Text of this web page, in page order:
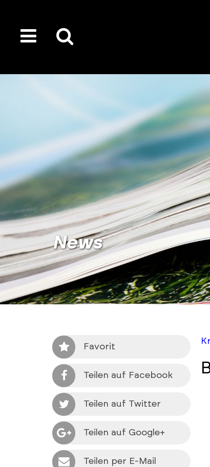
toggle
der
News
Favorit
Teilen auf Facebook
Teilen auf Twitter
Teilen auf Google+
Teilen per E-Mail